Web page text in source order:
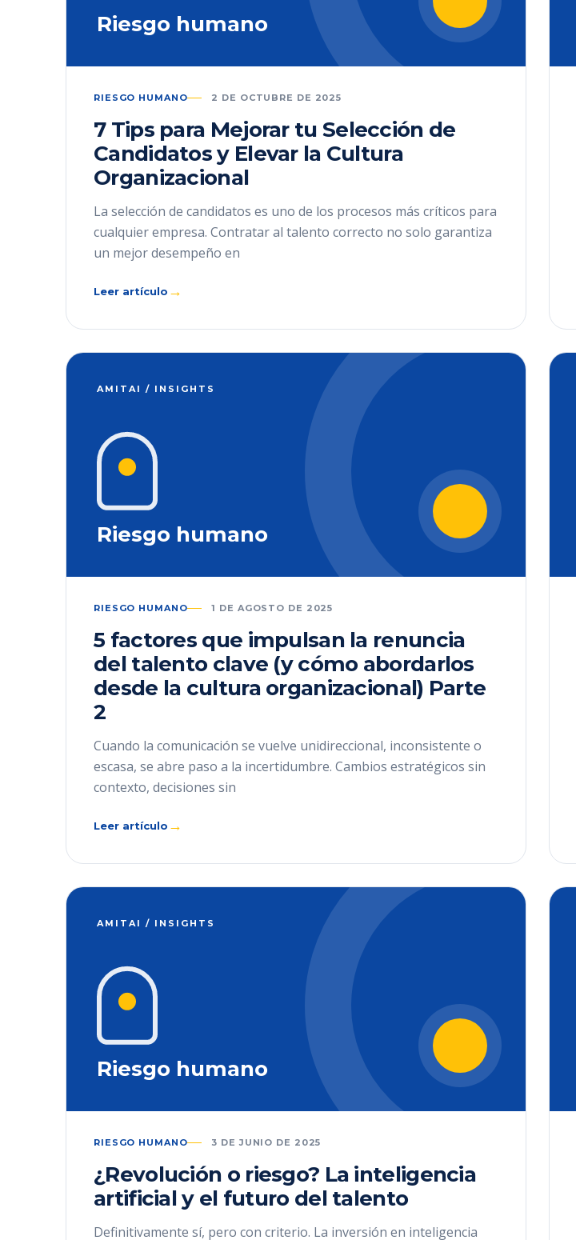
Riesgo humano
RIESGO HUMANO 2 DE OCTUBRE DE 2025
7 Tips para Mejorar tu Selección de
Candidatos y Elevar la Cultura
Organizacional
La selección de candidatos es uno de los procesos más críticos para
cualquier empresa. Contratar al talento correcto no solo garantiza
un mejor desempeño en
Leer artículo →
AMITAI / INSIGHTS
Riesgo humano
RIESGO HUMANO 1 DE AGOSTO DE 2025
5 factores que impulsan la renuncia
del talento clave (y cómo abordarlos
desde la cultura organizacional) Parte
2
Cuando la comunicación se vuelve unidireccional, inconsistente o
escasa, se abre paso a la incertidumbre. Cambios estratégicos sin
contexto, decisiones sin
Leer artículo →
AMITAI / INSIGHTS
Riesgo humano
RIESGO HUMANO 3 DE JUNIO DE 2025
¿Revolución o riesgo? La inteligencia
artificial y el futuro del talento
Definitivamente sí, pero con criterio. La inversión en inteligencia